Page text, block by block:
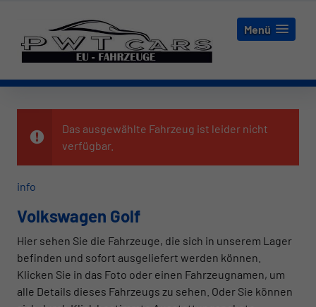
Menü
Das ausgewählte Fahrzeug ist leider nicht
verfügbar.
info
Volkswagen Golf
Hier sehen Sie die Fahrzeuge, die sich in unserem Lager
befinden und sofort ausgeliefert werden können.
Klicken Sie in das Foto oder einen Fahrzeugnamen, um
alle Details dieses Fahrzeugs zu sehen. Oder Sie können